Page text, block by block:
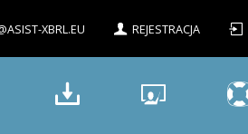
XBRL.EU REJESTRACJA